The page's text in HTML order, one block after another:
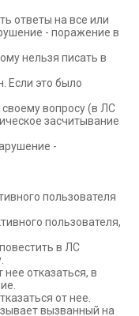
ответы на все или
- поражение в
нельзя писать в
Если это было
вопросу (в ЛС
засчитывание
-
пользователя
пользователя,
в ЛС
отказаться, в
от нее.
вызванный на